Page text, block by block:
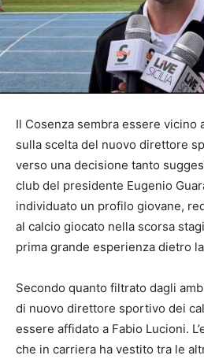
Il Cosenza sembra essere vicino
sulla scelta del nuovo direttore
verso una decisione tanto
club del presidente Eugenio
individuato un profilo giovane,
al calcio giocato nella scorsa
prima grande esperienza dietro
Secondo quanto filtrato dagli
di nuovo direttore sportivo dei
essere affidato a Fabio Lucioni.
che in carriera ha vestito tra le